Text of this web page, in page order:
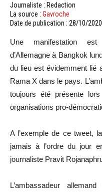
Journaliste : Redaction
La source : Gavroche
Date de publication : 28/10/2020
Une manifestation est
d’Allemagne à Bangkok
du lieu est évidemment lié
Rama X dans le pays.
toujours été présente
organisations pro-
A l’exemple de ce tweet,
jamais à l’ordre du jour
journaliste Pravit
L’ambassadeur